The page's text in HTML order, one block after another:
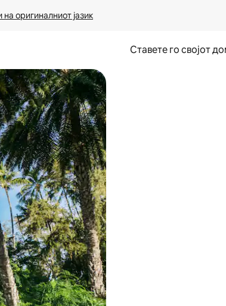
оригиналниот јазик
Ставете го својот
со допирање или со лизгање.